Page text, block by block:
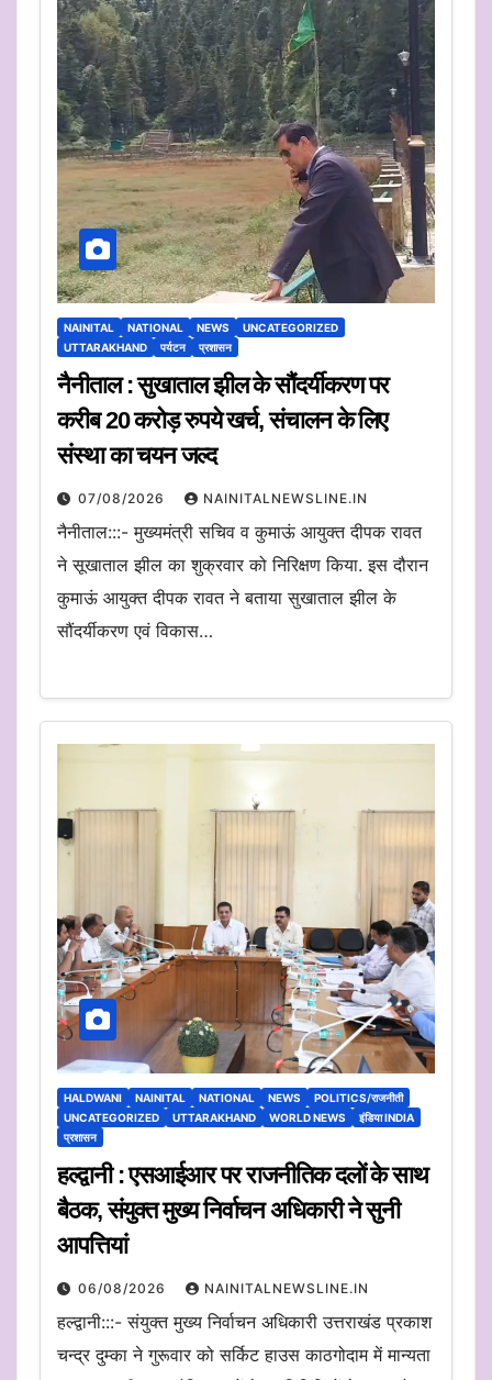
NAINITAL NATIONAL NEWS
UNCATEGORIZED
UTTARAKHAND
पर्यटन प्रशासन
नैनीताल : सुखाताल झील के सौंदर्यीकरण पर
करीब 20 करोड़ रुपये खर्च, संचालन के लिए
संस्था का चयन जल्द
07/08/2026 NAINITALNEWSLINE.IN
नैनीताल:::- मुख्यमंत्री सचिव व कुमाऊं आयुक्त दीपक रावत
ने सूखाताल झील का शुक्रवार को निरिक्षण किया. इस दौरान
कुमाऊं आयुक्त दीपक रावत ने बताया सुखाताल झील के
सौंदर्यीकरण एवं विकास…
HALDWANI NAINITAL NATIONAL NEWS
POLITICS/राजनीती
UNCATEGORIZED
UTTARAKHAND WORLD NEWS
इंडिया INDIA
प्रशासन
हल्द्वानी : एसआईआर पर राजनीतिक दलों के साथ
बैठक, संयुक्त मुख्य निर्वाचन अधिकारी ने सुनी
आपत्तियां
06/08/2026 NAINITALNEWSLINE.IN
हल्द्वानी:::- संयुक्त मुख्य निर्वाचन अधिकारी उत्तराखंड प्रकाश
चन्द्र दुम्का ने गुरूवार को सर्किट हाउस काठगोदाम में मान्यता